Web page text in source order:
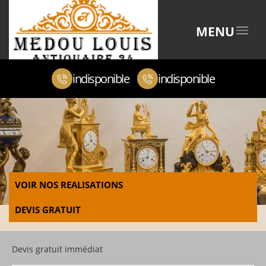
MENU
indisponible indisponible
VOIR NOS REALISATIONS
DEVIS GRATUIT
Devis gratuit immédiat